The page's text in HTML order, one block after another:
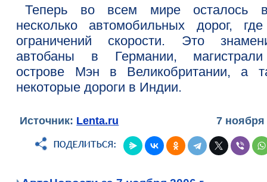
Теперь во всем мире осталось
несколько автомобильных дорог,
ограничений скорости. Это
автобаны в Германии,
острове Мэн в Великобритании, а
некоторые дороги в Индии.
Источник: Lenta.ru 7 ноября